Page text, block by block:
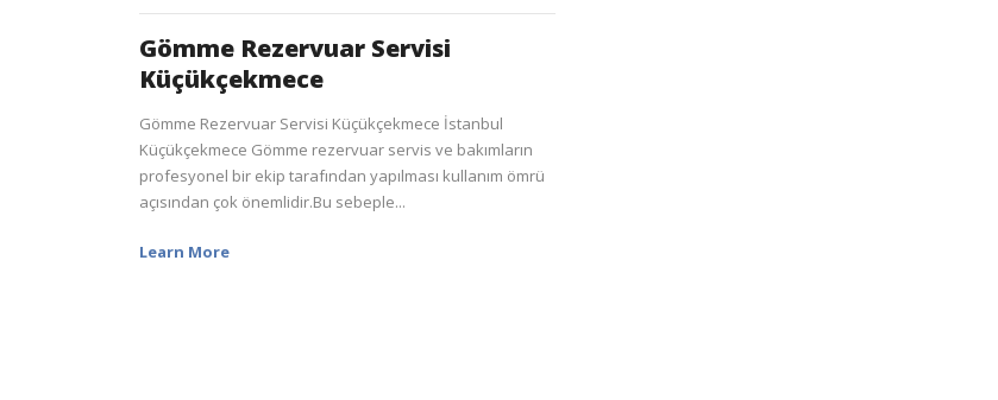
Gömme Rezervuar Servisi
Küçükçekmece
Gömme Rezervuar Servisi Küçükçekmece İstanbul
Küçükçekmece Gömme rezervuar servis ve bakımların
profesyonel bir ekip tarafından yapılması kullanım ömrü
açısından çok önemlidir.Bu sebeple...
Learn More